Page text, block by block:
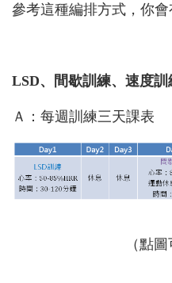
參考這種編排方式，你會
LSD、間歇訓練、速度訓
Ａ：每週訓練三天課表
（點